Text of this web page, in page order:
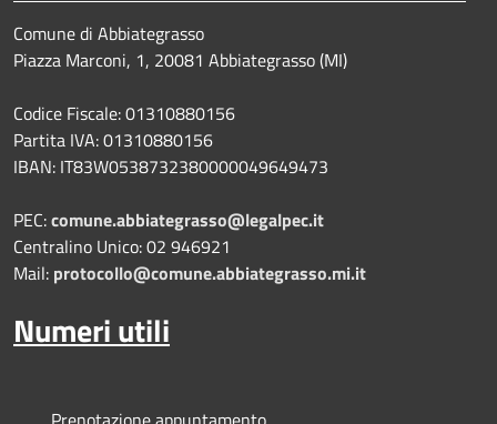
Comune di Abbiategrasso
Piazza Marconi, 1, 20081 Abbiategrasso (MI)
Codice Fiscale: 01310880156
Partita IVA: 01310880156
IBAN: IT83W0538732380000049649473
PEC:comune.abbiategrasso@legalpec.it
Centralino Unico: 02 946921
Mail: protocollo@comune.abbiategrasso.mi.it
Numeri utili